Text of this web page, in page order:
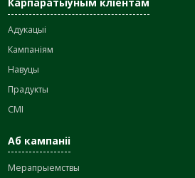
Карпаратыўным кліентам
Адукацыі
Кампаніям
Навуцы
Прадукты
СМІ
Аб кампаніі
Мерапрыемствы